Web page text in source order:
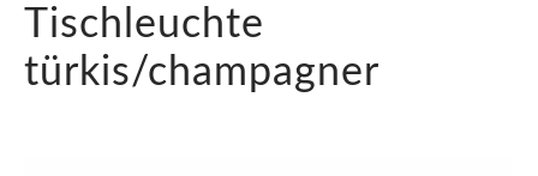
Tischleuchte
türkis/champagner